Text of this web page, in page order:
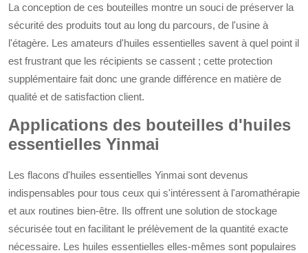
La conception de ces bouteilles montre un souci de préserver la
sécurité des produits tout au long du parcours, de l'usine à
l'étagère. Les amateurs d'huiles essentielles savent à quel point il
est frustrant que les récipients se cassent ; cette protection
supplémentaire fait donc une grande différence en matière de
qualité et de satisfaction client.
Applications des bouteilles d'huiles
essentielles Yinmai
Les flacons d'huiles essentielles Yinmai sont devenus
indispensables pour tous ceux qui s'intéressent à l'aromathérapie
et aux routines bien-être. Ils offrent une solution de stockage
sécurisée tout en facilitant le prélèvement de la quantité exacte
nécessaire. Les huiles essentielles elles-mêmes sont populaires